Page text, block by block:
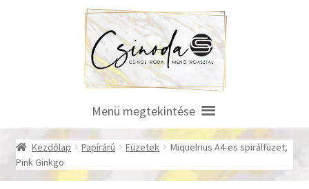
Menü megtekintése
Kezdőlap Papírárú Füzetek
Miquelrius A4-es spirálfüzet,
Pink Ginkgo